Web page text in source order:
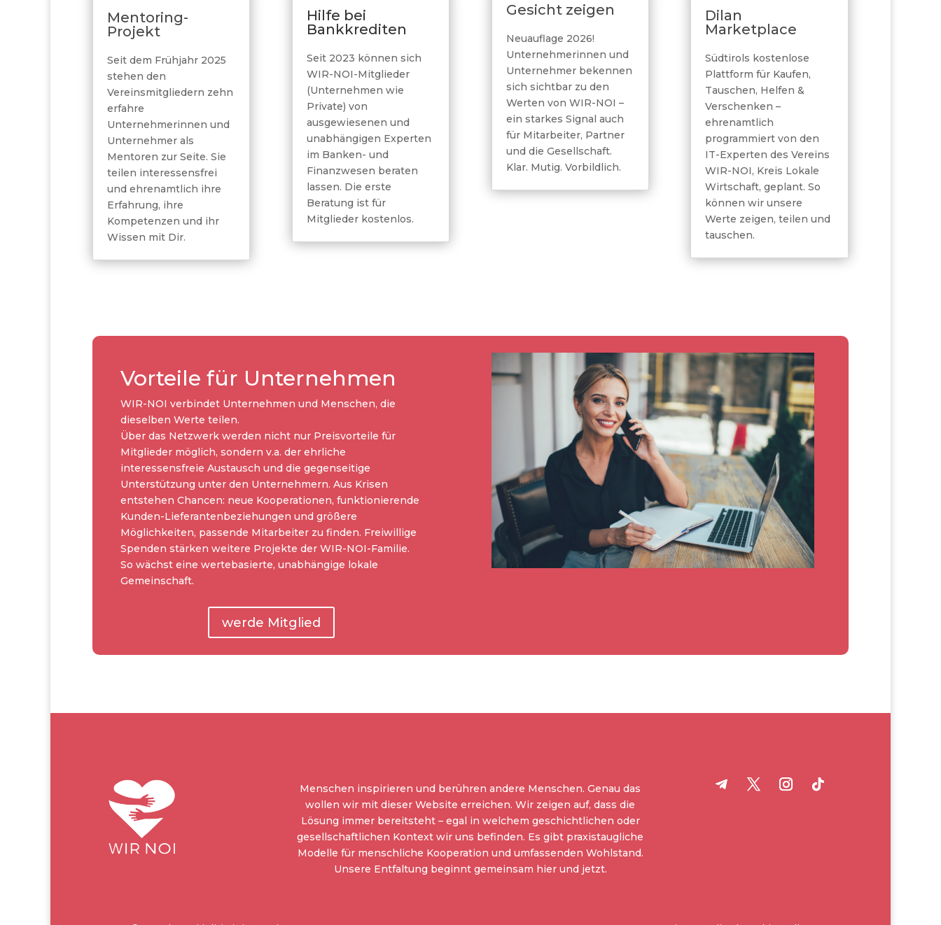
Mentoring-
Projekt
Seit dem Frühjahr 2025
stehen den
Vereinsmitgliedern zehn
erfahre
Unternehmerinnen und
Unternehmer als
Mentoren zur Seite. Sie
teilen interessensfrei
und ehrenamtlich ihre
Erfahrung, ihre
Kompetenzen und ihr
Wissen mit Dir.
Hilfe bei
Bankkrediten
Seit 2023 können sich
WIR-NOI-Mitglieder
(Unternehmen wie
Private) von
ausgewiesenen und
unabhängigen Experten
im Banken- und
Finanzwesen beraten
lassen. Die erste
Beratung ist für
Mitglieder kostenlos.
Gesicht zeigen
Neuauflage 2026!
Unternehmerinnen und
Unternehmer bekennen
sich sichtbar zu den
Werten von WIR-NOI –
ein starkes Signal auch
für Mitarbeiter, Partner
und die Gesellschaft.
Klar. Mutig. Vorbildlich.
Dilan
Marketplace
Südtirols kostenlose
Plattform für Kaufen,
Tauschen, Helfen &
Verschenken –
ehrenamtlich
programmiert von den
IT-Experten des Vereins
WIR-NOI, Kreis Lokale
Wirtschaft, geplant. So
können wir unsere
Werte zeigen, teilen und
tauschen.
Vorteile für Unternehmen
WIR-NOI verbindet Unternehmen und Menschen, die
dieselben Werte teilen.
Über das Netzwerk werden nicht nur Preisvorteile für
Mitglieder möglich, sondern v.a. der ehrliche
interessensfreie Austausch und die gegenseitige
Unterstützung unter den Unternehmern. Aus Krisen
entstehen Chancen: neue Kooperationen, funktionierende
Kunden-Lieferantenbeziehungen und größere
Möglichkeiten, passende Mitarbeiter zu finden. Freiwillige
Spenden stärken weitere Projekte der WIR-NOI-Familie.
So wächst eine wertebasierte, unabhängige lokale
Gemeinschaft.
werde Mitglied
Menschen inspirieren und berühren andere Menschen. Genau das
wollen wir mit dieser Website erreichen. Wir zeigen auf, dass die
Lösung immer bereitsteht – egal in welchem geschichtlichen oder
gesellschaftlichen Kontext wir uns befinden. Es gibt praxistaugliche
Modelle für menschliche Kooperation und umfassenden Wohlstand.
Unsere Entfaltung beginnt gemeinsam hier und jetzt.